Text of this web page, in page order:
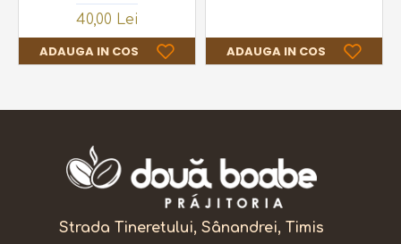
40,00 Lei
ADAUGA IN COS ADAUGA IN COS
Strada Tineretului, Sânandrei, Timis